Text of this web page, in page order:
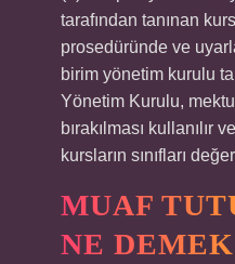
tarafından tanınan
prosedüründe ve
birim yönetim kurulu
Yönetim Kurulu,
bırakılması kullanılır
kursların sınıfları
MUAF
NE